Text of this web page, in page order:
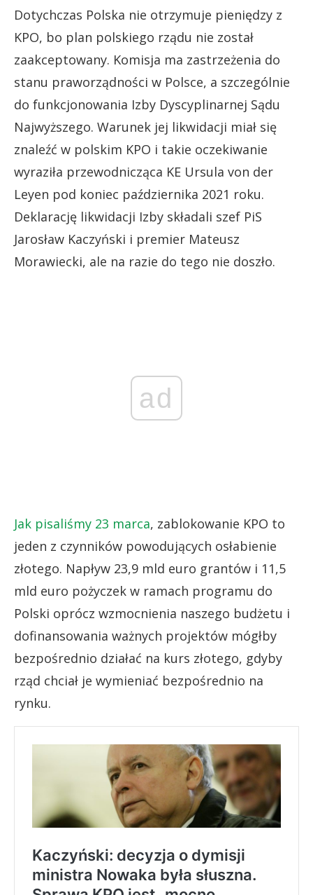
Dotychczas Polska nie otrzymuje pieniędzy z
KPO, bo plan polskiego rządu nie został
zaakceptowany. Komisja ma zastrzeżenia do
stanu praworządności w Polsce, a szczególnie
do funkcjonowania Izby Dyscyplinarnej Sądu
Najwyższego. Warunek jej likwidacji miał się
znaleźć w polskim KPO i takie oczekiwanie
wyraziła przewodnicząca KE Ursula von der
Leyen pod koniec października 2021 roku.
Deklarację likwidacji Izby składali szef PiS
Jarosław Kaczyński i premier Mateusz
Morawiecki, ale na razie do tego nie doszło.
ad
Jak pisaliśmy 23 marca, zablokowanie KPO to
jeden z czynników powodujących osłabienie
złotego. Napływ 23,9 mld euro grantów i 11,5
mld euro pożyczek w ramach programu do
Polski oprócz wzmocnienia naszego budżetu i
dofinansowania ważnych projektów mógłby
bezpośrednio działać na kurs złotego, gdyby
rząd chciał je wymieniać bezpośrednio na
rynku.